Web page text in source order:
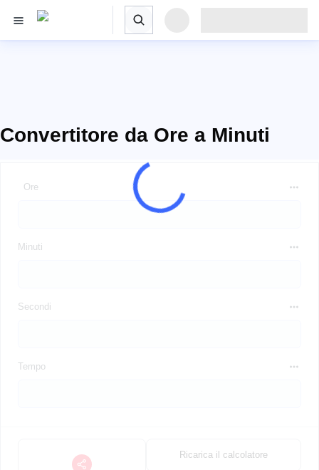
Convertitore da Ore a Minuti
Ore
Minuti
Secondi
Tempo
Ricarica il calcolatore